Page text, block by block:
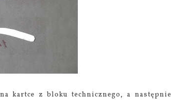
kartce z bloku technicznego, a następnie